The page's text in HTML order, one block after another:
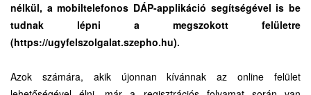
nélkül, a mobiltelefonos DÁP-applikáció segítségével is be
tudnak lépni a megszokott felületre
(https://ugyfelszolgalat.szepho.hu).
Azok számára, akik újonnan kívánnak az online felület